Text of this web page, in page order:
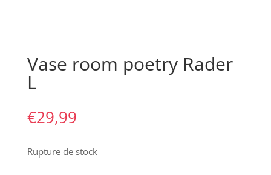
Vase room poetry Rader
L
€29,99
Rupture de stock